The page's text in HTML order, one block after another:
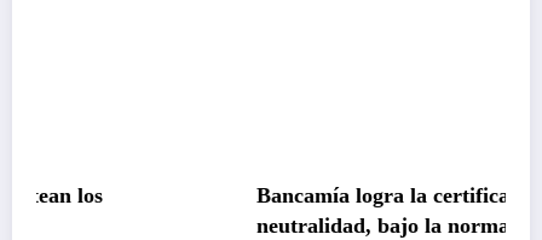
Bancamía logra la certificación carbono
neutralidad, bajo la norma internacional ISO